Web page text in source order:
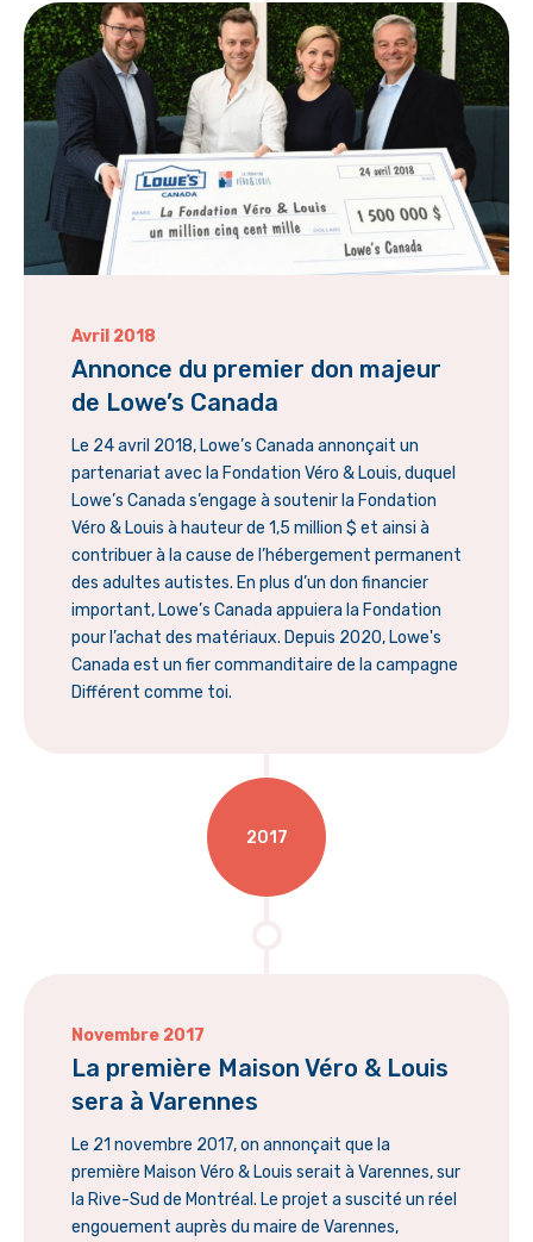
Avril 2018
Annonce du premier don majeur
de Lowe’s Canada
Le 24 avril 2018, Lowe’s Canada annonçait un
partenariat avec la Fondation Véro & Louis, duquel
Lowe’s Canada s’engage à soutenir la Fondation
Véro & Louis à hauteur de 1,5 million $ et ainsi à
contribuer à la cause de l’hébergement permanent
des adultes autistes. En plus d’un don financier
important, Lowe’s Canada appuiera la Fondation
pour l’achat des matériaux. Depuis 2020, Lowe's
Canada est un fier commanditaire de la campagne
Différent comme toi.
2017
Novembre 2017
La première Maison Véro & Louis
sera à Varennes
Le 21 novembre 2017, on annonçait que la
première Maison Véro & Louis serait à Varennes, sur
la Rive-Sud de Montréal. Le projet a suscité un réel
engouement auprès du maire de Varennes,